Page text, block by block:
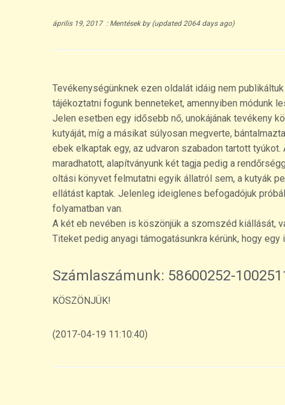
április 19, 2017: Mentések by (updated 2064 days ago)
Tevékenységünknek ezen oldalát idáig nem
tájékoztatni fogunk benneteket, amennyiben módunk
Jelen esetben egy idősebb nő, unokájának tevékeny
kutyáját, míg a másikat súlyosan megverte,
ebek elkaptak egy, az udvaron szabadon tartott
maradhatott, alapítványunk két tagja pedig a
oltási könyvet felmutatni egyik állatról sem, a kutyák
ellátást kaptak. Jelenleg ideiglenes befogadójuk
folyamatban van.
A két eb nevében is köszönjük a szomszéd kiállását,
Titeket pedig anyagi támogatásunkra kérünk, hogy
Számlaszámunk: 58600252-
KÖSZÖNJÜK!
(2017-04-19 11:10:40)